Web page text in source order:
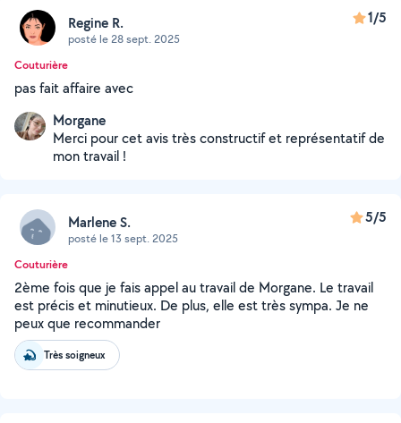
Regine R.
posté le 28 sept. 2025
1/5
Couturière
pas fait affaire avec
Morgane
Merci pour cet avis très constructif et représentatif de
mon travail !
Marlene S.
posté le 13 sept. 2025
5/5
Couturière
2ème fois que je fais appel au travail de Morgane. Le travail
est précis et minutieux. De plus, elle est très sympa. Je ne
peux que recommander
Très soigneux